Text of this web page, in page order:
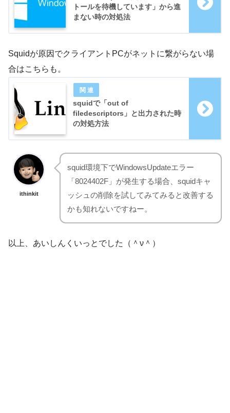
トールを待機しています」から進
まない時の対処法
Squidが原因でクライアントPCがネットに繋がらない場
合はこちらも。
squidで「out of
filedescriptors」と出力された時
の対処方法
ithinkit
squid環境下でWindowsUpdateエラー
「8024402F」が発生する場合、squidキャ
ッシュの削除を試してみてみると改善する
かも知れないですねー。
以上、あいしんくいっとでした（＾ν＾）